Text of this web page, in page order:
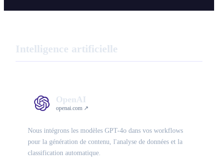
Intelligence artificielle
OpenAI
openai.com ↗
Nous intégrons les modèles GPT-4o dans vos workflows
pour la génération de contenu, l'analyse de données et la
classification automatique.